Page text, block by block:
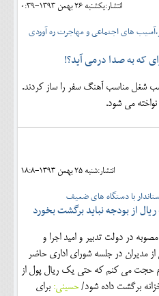
انتشار:يکشنبه 26 بهمن 1393-0:39
های اجتماعی و مهاجرت ره آوردی
که به صدا درمی آید؟!
شغل مناسب آهنگ سفر را ساز کردند.
می شود.
انتشار:شنبه 25 بهمن 1393-18:8
با دستگاه های ضعیف
از بودجه نباید برگشت بخورد
280 مصوبه در دولت تدبير و اميد اجرا و
مدیران در جلسه شورای اداری حاضر
حجت مي كنم كه حتي يك ريال پول از
برگشت داده شود/حسینی: براي